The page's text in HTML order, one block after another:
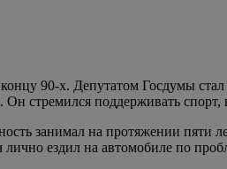
90-х. Депутатом Госдумы
стремился поддерживать
занимал на протяжении пяти
ездил на автомобиле по